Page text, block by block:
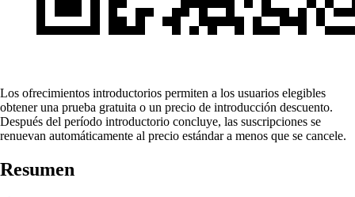
Los ofrecimientos introductorios permiten a los usuarios elegibles
obtener una prueba gratuita o un precio de introducción descuento.
Después del período introductorio concluye, las suscripciones se
renuevan automáticamente al precio estándar a menos que se cancele.
Resumen